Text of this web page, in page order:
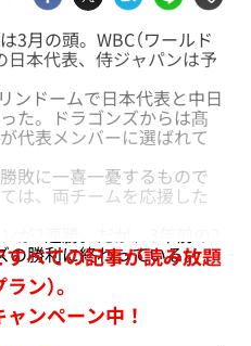
月の頭。WBC（ワールド
日本代表、侍ジャパンは予
ンドームで日本代表と中日
た。ドラゴンズからは髙
代表メンバーに選ばれて
敗に一喜一憂するもので
は、両チームを応援した
の勝利に終わっている。
べての記事が読み放題
ン）。
ンペーン中！